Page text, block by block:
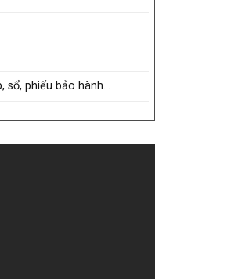
sổ, phiếu bảo hành…